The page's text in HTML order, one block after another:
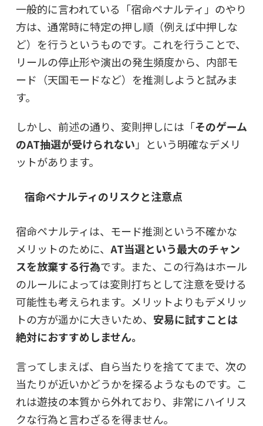
一般的に言われている「宿命ペナルティ」のやり
方は、通常時に特定の押し順（例えば中押しな
ど）を行うというものです。これを行うことで、
リールの停止形や演出の発生頻度から、内部モ
ード（天国モードなど）を推測しようと試みま
す。
しかし、前述の通り、変則押しには「そのゲーム
のAT抽選が受けられない 」という明確なデメリ
ットがあります。
宿命ペナルティのリスクと注意点
宿命ペナルティは、モード推測という不確かな
メリットのために、 AT当選という最大のチャン
スを放棄する行為です。また、この行為はホール
のルールによっては変則打ちとして注意を受ける
可能性も考えられます。メリットよりもデメリッ
トの方が遥かに大きいため、 安易に試すことは
絶対におすすめしません。
言ってしまえば、自ら当たりを捨ててまで、次の
当たりが近いかどうかを探るようなものです。こ
れは遊技の本質から外れており、非常にハイリス
クな行為と言わざるを得ません。